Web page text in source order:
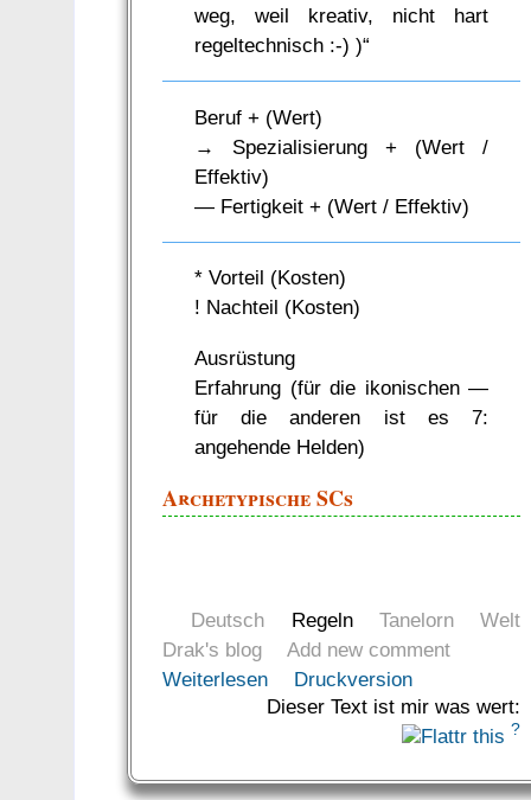
weg, weil kreativ, nicht hart
regeltechnisch :-) )“
Beruf + (Wert)
→ Spezialisierung + (Wert /
Effektiv)
— Fertigkeit + (Wert / Effektiv)
* Vorteil (Kosten)
! Nachteil (Kosten)
Ausrüstung
Erfahrung (für die ikonischen —
für die anderen ist es 7:
angehende Helden)
Archetypische SCs
Deutsch Regeln Tanelorn
Welt
Drak's blog
Add new comment
Weiterlesen
Druckversion
Dieser Text ist mir was wert:
?